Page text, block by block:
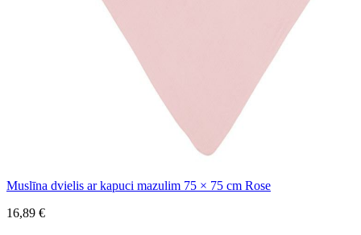
Muslīna dvielis ar kapuci mazulim 75 × 75 cm Rose
16,89 €